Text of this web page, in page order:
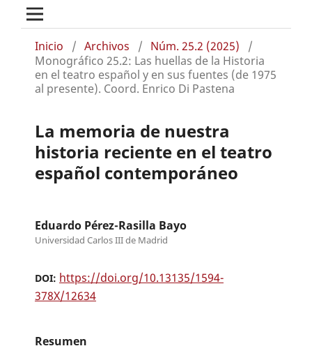
Inicio / Archivos / Núm. 25.2 (2025)
/
Monográfico 25.2: Las huellas de la Historia
en el teatro español y en sus fuentes (de 1975
al presente). Coord. Enrico Di Pastena
La memoria de nuestra
historia reciente en el teatro
español contemporáneo
Eduardo Pérez-Rasilla Bayo
Universidad Carlos III de Madrid
DOI: https://doi.org/10.13135/1594-
378X/12634
Resumen